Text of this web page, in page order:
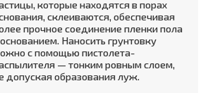
которые находятся в порах
склеиваются, обеспечивая
прочное соедине­ние пленки пола
Наносить грунтовку
с помощью пистолета-
— тонким ровным слоем,
допуская образования луж.